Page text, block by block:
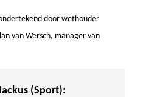
door wethouder
van Wersch, manager van
(Sport):